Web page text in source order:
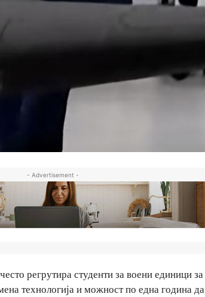
- Advertisement -
регрутира студенти за воени единици
технологија и можност по една година да